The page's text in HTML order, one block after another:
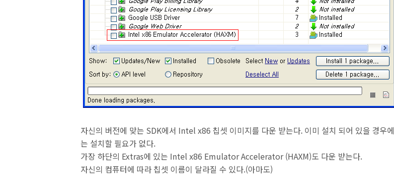
자신의 버전에 맞는 SDK에서 Intel x86 칩셋 이미지를 다운 받는다. 이미 설치 되어 있을 경우에
는 설치할 필요가 없다.
가장 하단의 Extras에 있는 Intel x86 Emulator Accelerator (HAXM)도 다운 받는다.
자신의 컴퓨터에 따라 칩셋 이름이 달라질 수 있다.(아마도)